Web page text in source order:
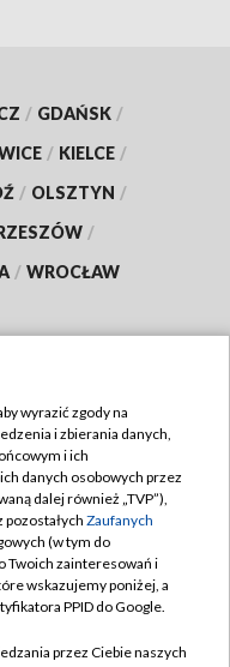
/ GDAŃSK /
/ KIELCE /
/ OLSZTYN /
/
/ WROCŁAW
wyrazić zgody na
i zbierania danych,
i ich
danych osobowych przez
dalej również „TVP”),
pozostałych Zaufanych
(w tym do
Twoich zainteresowań i
wskazujemy poniżej, a
PPID do Google.
przez Ciebie naszych